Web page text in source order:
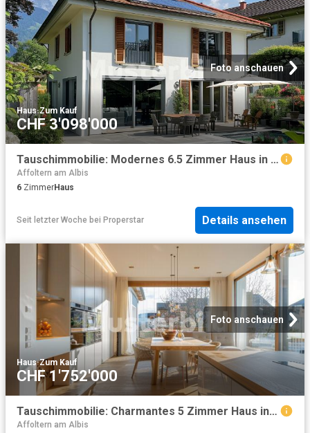
Foto anschauen
Haus·Zum Kauf
CHF 3'098'000
Tauschimmobilie: Modernes 6.5 Zimmer Haus in Männedorf mit 220 m² Wohnfläche
Affoltern am Albis
6 ZimmerHaus
Seit letzter Woche bei Properstar Details ansehen
Foto anschauen
Haus·Zum Kauf
CHF 1'752'000
Tauschimmobilie: Charmantes 5 Zimmer Haus in Thalwil mit grossem Potential
Affoltern am Albis